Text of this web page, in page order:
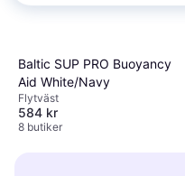
Baltic SUP PRO Buoyancy
Aid White/Navy
Flytväst
584 kr
8 butiker